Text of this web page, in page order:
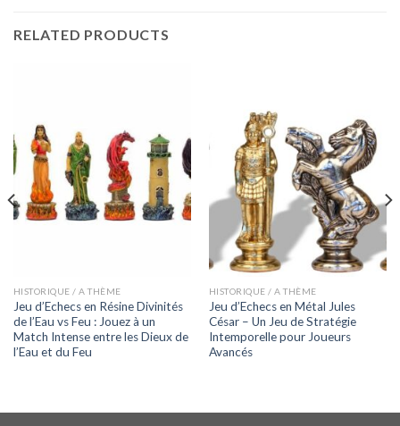
RELATED PRODUCTS
HISTORIQUE / A THÈME
Jeu d’Echecs en Résine Divinités
de l’Eau vs Feu : Jouez à un
Match Intense entre les Dieux de
l’Eau et du Feu
HISTORIQUE / A THÈME
Jeu d’Echecs en Métal Jules
César – Un Jeu de Stratégie
Intemporelle pour Joueurs
Avancés